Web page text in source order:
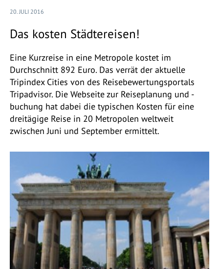
20. JULI 2016
Das kosten Städtereisen!
Eine Kurzreise in eine Metropole kostet im
Durchschnitt 892 Euro. Das verrät der aktuelle
Tripindex Cities von des Reisebewertungsportals
Tripadvisor. Die Webseite zur Reiseplanung und -
buchung hat dabei die typischen Kosten für eine
dreitägige Reise in 20 Metropolen weltweit
zwischen Juni und September ermittelt.